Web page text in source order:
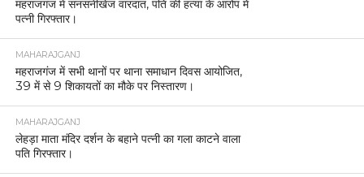
महराजगंज में सनसनीखेज वारदात, पति की हत्या के आरोप में
पत्नी गिरफ्तार।
MAHARAJGANJ
महराजगंज में सभी थानों पर थाना समाधान दिवस आयोजित,
39 में से 9 शिकायतों का मौके पर निस्तारण।
MAHARAJGANJ
लेहड़ा माता मंदिर दर्शन के बहाने पत्नी का गला काटने वाला
पति गिरफ्तार।